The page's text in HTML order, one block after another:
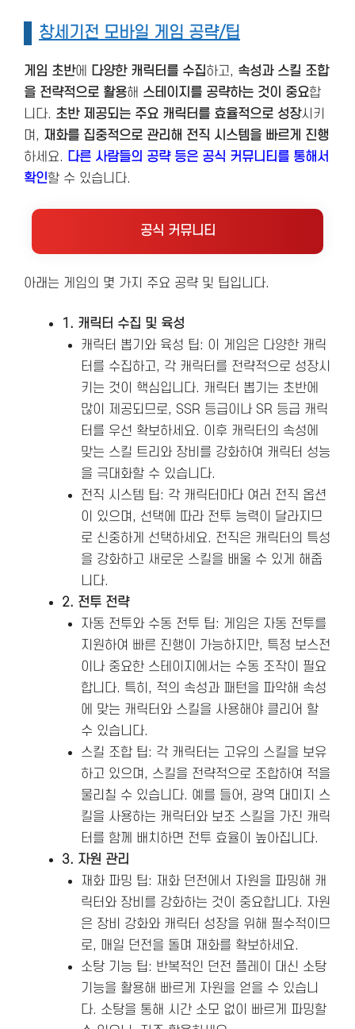
창세기전 모바일 게임 공략/팁
게임 초반에 다양한 캐릭터를 수집하고, 속성과 스킬 조합
을 전략적으로 활용해 스테이지를 공략하는 것이 중요합
니다. 초반 제공되는 주요 캐릭터를 효율적으로 성장시키
며, 재화를 집중적으로 관리해 전직 시스템을 빠르게 진행
하세요. 다른 사람들의 공략 등은 공식 커뮤니티를 통해서
확인할 수 있습니다.
공식 커뮤니티
아래는 게임의 몇 가지 주요 공략 및 팁입니다.
1. 캐릭터 수집 및 육성
캐릭터 뽑기와 육성 팁: 이 게임은 다양한 캐릭
터를 수집하고, 각 캐릭터를 전략적으로 성장시
키는 것이 핵심입니다. 캐릭터 뽑기는 초반에
많이 제공되므로, SSR 등급이나 SR 등급 캐릭
터를 우선 확보하세요. 이후 캐릭터의 속성에
맞는 스킬 트리와 장비를 강화하여 캐릭터 성능
을 극대화할 수 있습니다​.
전직 시스템 팁: 각 캐릭터마다 여러 전직 옵션
이 있으며, 선택에 따라 전투 능력이 달라지므
로 신중하게 선택하세요. 전직은 캐릭터의 특성
을 강화하고 새로운 스킬을 배울 수 있게 해줍
니다.
2. 전투 전략
자동 전투와 수동 전투 팁: 게임은 자동 전투를
지원하여 빠른 진행이 가능하지만, 특정 보스전
이나 중요한 스테이지에서는 수동 조작이 필요
합니다. 특히, 적의 속성과 패턴을 파악해 속성
에 맞는 캐릭터와 스킬을 사용해야 클리어 할
수 있습니다​.
스킬 조합 팁: 각 캐릭터는 고유의 스킬을 보유
하고 있으며, 스킬을 전략적으로 조합하여 적을
물리칠 수 있습니다. 예를 들어, 광역 대미지 스
킬을 사용하는 캐릭터와 보조 스킬을 가진 캐릭
터를 함께 배치하면 전투 효율이 높아집니다.
3. 자원 관리
재화 파밍 팁: 재화 던전에서 자원을 파밍해 캐
릭터와 장비를 강화하는 것이 중요합니다. 자원
은 장비 강화와 캐릭터 성장을 위해 필수적이므
로, 매일 던전을 돌며 재화를 확보하세요.
소탕 기능 팁: 반복적인 던전 플레이 대신 소탕
기능을 활용해 빠르게 자원을 얻을 수 있습니
다. 소탕을 통해 시간 소모 없이 빠르게 파밍할